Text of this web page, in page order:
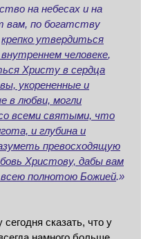
на небесах и на
вам, по богатству
крепко утвердиться
человеке,
Христу в сердца
укорененные и
в любви, могли
всеми святыми, что
и глубина и
превосходящую
Христову, дабы вам
полнотою Божией.»
сегодня сказать, что у